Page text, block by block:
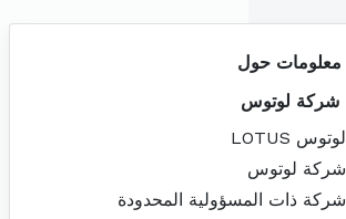
معلومات حول
شركة لوتوس
لوتوس LOTUS
شركة لوتوس
شركة ذات المسؤولية المحدودة